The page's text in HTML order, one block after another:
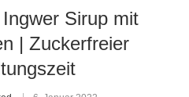
Sirup mit
| Zuckerfreier